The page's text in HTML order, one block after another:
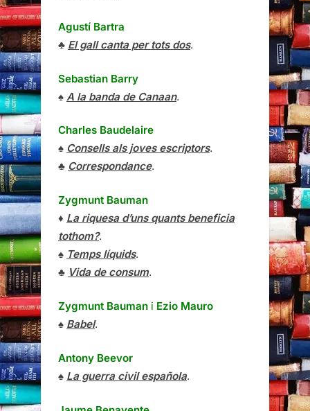
Agustí Bartra
♣ El gall canta per tots dos.
Sebastian Barry
♠ A la banda de Canaan.
Charles Baudelaire
♠ Consells als joves escriptors.
♣ Correspondance.
Zygmunt Bauman
♦ La riquesa d’uns quants beneficia
tothom?.
♠ Temps líquids.
♣ Vida de consum.
Zygmunt Bauman i Ezio Mauro
♠ Babel.
Antony Beevor
♠ La guerra civil española.